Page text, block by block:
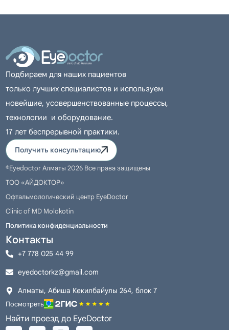
области
Тактика при направлении «тромбоз вен сетчатки
Алматы» подбирается индивидуально. В
EyeDoctor, клинике Доктора Молокотина, врач
оценивает не только основной диагноз, но и
состояние сетчатки, роговицы, хрусталика,
внутриглазное давление и общее здоровье
пациента. Такой подход помогает выбрать
обоснованный вариант наблюдения, лечения или
операции без лишних обещаний и шаблонных
решений.
Если симптомы усиливаются, зрение снижается,
появляется боль, вспышки, туман или
выраженный дискомфорт, откладывать
консультацию не стоит. Чем раньше уточнена
сохранить зрение и снизить риск осложнений.
Подбираем для наших пациентов
только лучших специалистов и используем
новейшие, усовершенствованные процессы,
технологии и оборудование.
17 лет беспрерывной практики.
Получить консультацию
©Eyedoctor Алматы 2026 Все права защищены
ТОО «АЙДОКТОР»
Офтальмологический центр EyeDoctor
Clinic of MD Molokotin
Политика конфиденциальности
Контакты
+7 778 025 44 99
eyedoctorkz@gmail.com
Алматы, Абиша Кекилбайулы 264, блок 7
Посмотреть
Найти проезд до EyeDoctor